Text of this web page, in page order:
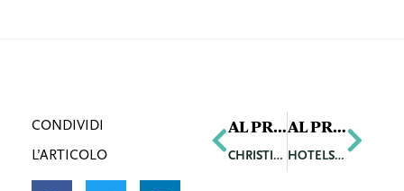
CONDIVIDI
L’ARTICOLO
Precedente
AL PRECEDENTE ARTICOLO
CHRISTIAN SCHIBERL ÜBERNIMMT TECHNISCH-WIRTSCHAFTLICHE BERATUNG BEI DREES & SOMMER ÖSTERREICH
AL PROSSIMO ARTICOLO
HOTELSOFTWARESPEZIALIST ASA BAUT PARTNERNETZWERK IN NORDDEUTSCHLAND AUS